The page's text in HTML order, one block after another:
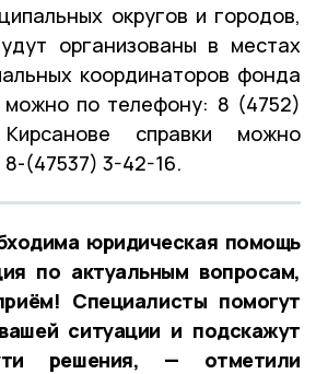
округов и городов,
организованы в местах
координаторов фонда
можно по телефону: 8 (4752)
справки можно
8-(47537) 3-42-16.
юридическая помощь
по актуальным вопросам,
Специалисты помогут
ситуации и подскажут
решения, — отметили